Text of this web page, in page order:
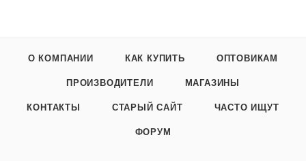
О КОМПАНИИ КАК КУПИТЬ ОПТОВИКАМ
ПРОИЗВОДИТЕЛИ МАГАЗИНЫ
КОНТАКТЫ СТАРЫЙ САЙТ ЧАСТО ИЩУТ
ФОРУМ